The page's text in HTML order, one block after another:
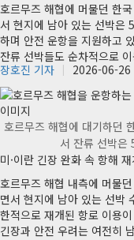
호르무즈 해협에 머물던 한
서 현지에 남아 있는 선박은
하며 안전 운항을 지원하고
잔류 선박들도 순차적으로
장호진 기자
2026-06-26
호르무즈 해협에 대기하던
서 잔류 선박은
미·이란 긴장 완화 속 항해
호르무즈 해협 내측에 머물
면서 현지에 남아 있는 선박
한적으로 재개된 항로 이용
긴장과 안전 우려는 여전히